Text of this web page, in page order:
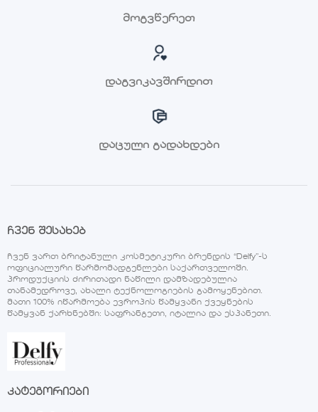
მოგვწერეთ
დაგვიკავშირდით
დაცული გადახდები
ჩვენ შესახებ
ჩვენ ვართ ბრიტანული კოსმეტიკური ბრენდის “Delfy”-ს
ოფიციალური წარმომადგენლები საქართველოში.
პროდუქციის ძირითადი ნაწილი დამზადებულია
თანამედროვე, ახალი ტექნოლოგიების გამოყენებით.
მათი 100% იწარმოება ევროპის წამყვანი ქვეყნების
წამყვან ქარხნებში: საფრანგეთი, იტალია და ესპანეთი.
კატეგორიები